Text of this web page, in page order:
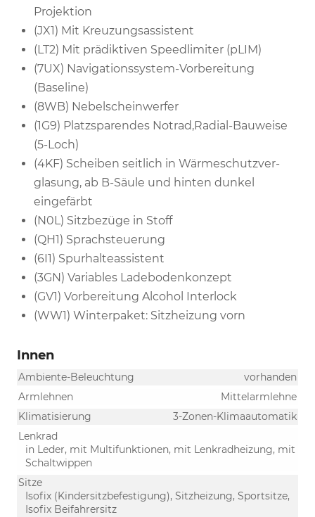
Projektion
(JX1) Mit Kreuzungsassistent
(LT2) Mit prädiktiven Speedlimiter (pLIM)
(7UX) Navigationssystem-Vorbereitung
(Baseline)
(8WB) Nebelscheinwerfer
(1G9) Platzsparendes Notrad,Radial-Bauweise
(5-Loch)
(4KF) Scheiben seitlich in Wärmeschutzver-
glasung, ab B-Säule und hinten dunkel
eingefärbt
(N0L) Sitzbezüge in Stoff
(QH1) Sprachsteuerung
(6I1) Spurhalteassistent
(3GN) Variables Ladebodenkonzept
(GV1) Vorbereitung Alcohol Interlock
(WW1) Winterpaket: Sitzheizung vorn
Innen
Ambiente-Beleuchtung
vorhanden
Armlehnen
Mittelarmlehne
Klimatisierung
3-Zonen-Klimaautomatik
Lenkrad
in Leder, mit Multifunktionen, mit Lenkradheizung, mit
Schaltwippen
Sitze
Isofix (Kindersitzbefestigung), Sitzheizung, Sportsitze,
Isofix Beifahrersitz